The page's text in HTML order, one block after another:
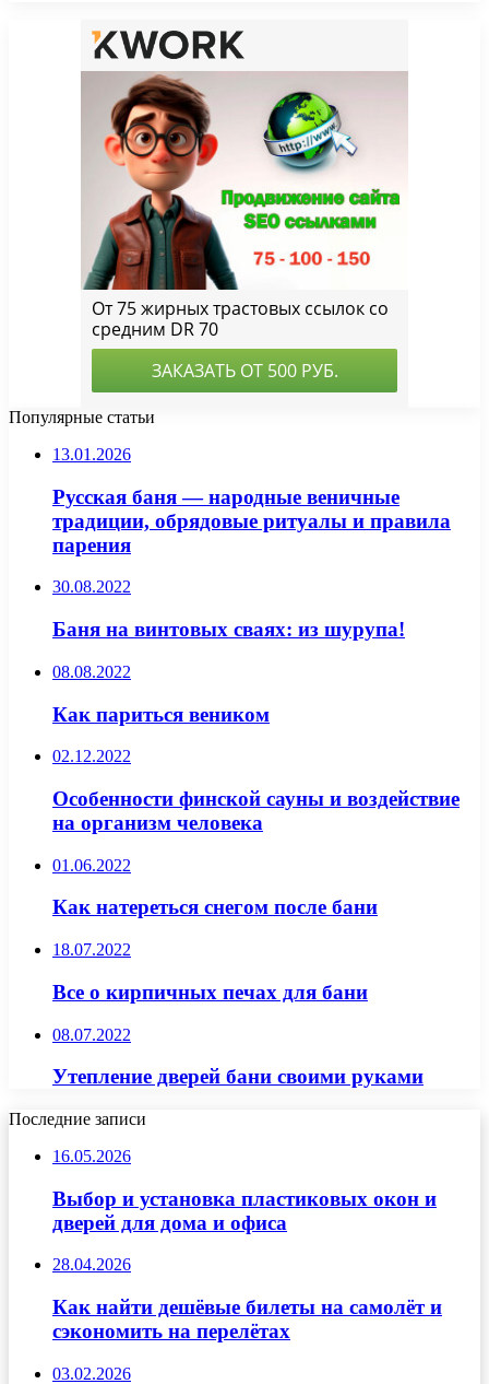
Популярные статьи
13.01.2026
Русская баня — народные веничные
традиции, обрядовые ритуалы и правила
парения
30.08.2022
Баня на винтовых сваях: из шурупа!
08.08.2022
Как париться веником
02.12.2022
Особенности финской сауны и воздействие
на организм человека
01.06.2022
Как натереться снегом после бани
18.07.2022
Все о кирпичных печах для бани
08.07.2022
Утепление дверей бани своими руками
Последние записи
16.05.2026
Выбор и установка пластиковых окон и
дверей для дома и офиса
28.04.2026
Как найти дешёвые билеты на самолёт и
сэкономить на перелётах
03.02.2026